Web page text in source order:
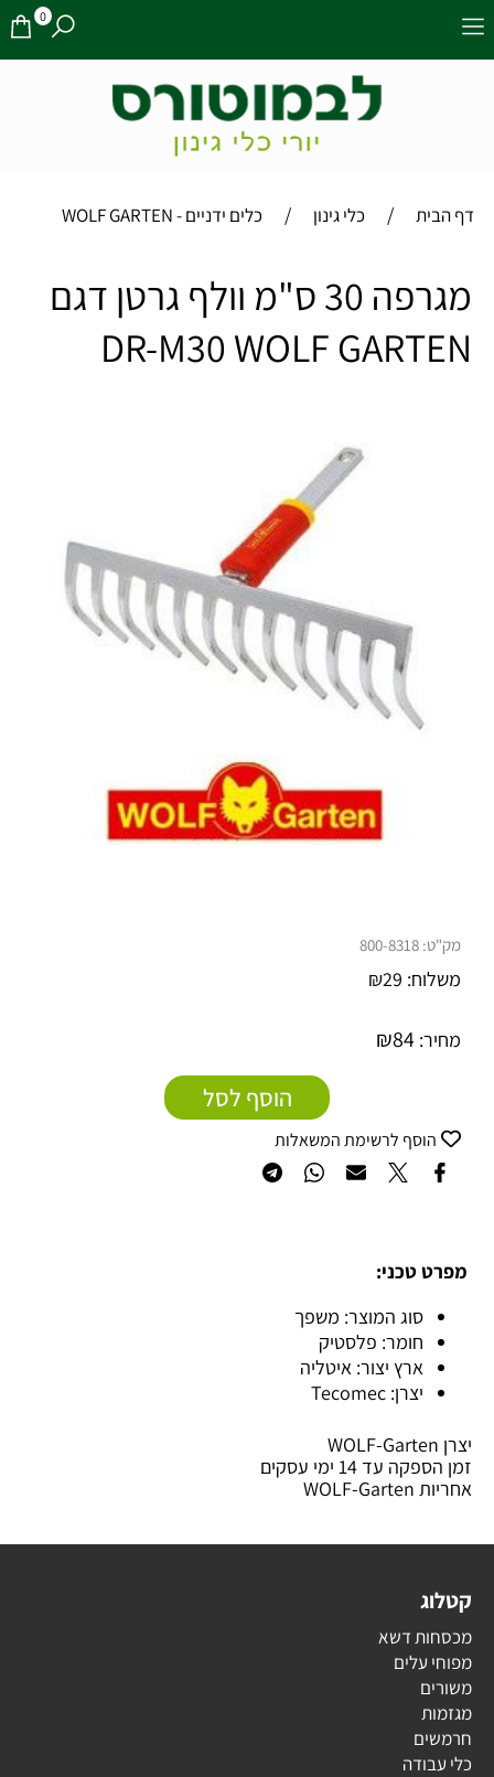
0
דף הבית / כלי גינון / כלים ידניים - WOLF GARTEN
מגרפה 30 ס"מ וולף גרטן דגם
DR-M30 WOLF GARTEN
מק"ט: 800-8318
משלוח: ₪29
מחיר: ₪84
הוסף לסל
הוסף לרשימת המשאלות
מפרט טכני:
סוג המוצר: משפך
חומר: פלסטיק
ארץ יצור: איטליה
יצרן: Tecomec
יצרן WOLF-Garten
זמן הספקה עד 14 ימי עסקים
אחריות WOLF-Garten
קטלוג
מכסחות דשא
מפוחי עלים
משורים
מגזמות
חרמשים
כלי עבודה